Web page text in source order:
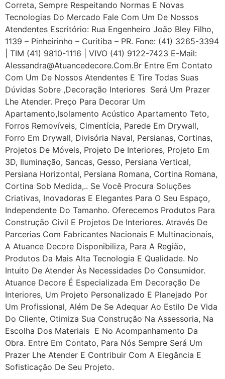
Correta, Sempre Respeitando Normas E Novas
Tecnologias Do Mercado Fale Com Um De Nossos
Atendentes Escritório: Rua Engenheiro João Bley Filho,
1139 – Pinheirinho – Curitiba – PR. Fone: (41) 3265-3394
| TIM (41) 9810-1116 | VIVO (41) 9122-7423 E-Mail:
Alessandra@atuancedecore.com.br Entre Em Contato
Com Um De Nossos Atendentes E Tire Todas Suas
Dúvidas Sobre ,Decoração Interiores Será Um Prazer
Lhe Atender. Preço Para Decorar Um
Apartamento,Isolamento Acústico Apartamento Teto,
Forros Removíveis, Cimentícia, Parede Em Drywall,
Forro Em Drywall, Divisória Naval, Persianas, Cortinas,
Projetos De Móveis, Projeto De Interiores, Projeto Em
3D, Iluminação, Sancas, Gesso, Persiana Vertical,
Persiana Horizontal, Persiana Romana, Cortina Romana,
Cortina Sob Medida,.. Se Você Procura Soluções
Criativas, Inovadoras E Elegantes Para O Seu Espaço,
Independente Do Tamanho. Oferecemos Produtos Para
Construção Civil E Projetos De Interiores. Através De
Parcerias Com Fabricantes Nacionais E Multinacionais,
A Atuance Decore Disponibiliza, Para A Região,
Produtos Da Mais Alta Tecnologia E Qualidade. No
Intuito De Atender Às Necessidades Do Consumidor.
Atuance Decore É Especializada Em Decoração De
Interiores, Um Projeto Personalizado E Planejado Por
Um Profissional, Além De Se Adequar Ao Estilo De Vida
Do Cliente, Otimiza Sua Construção Na Assessoria, Na
Escolha Dos Materiais E No Acompanhamento Da
Obra. Entre Em Contato, Para Nós Sempre Será Um
Prazer Lhe Atender E Contribuir Com A Elegância E
Sofisticação De Seu Projeto.